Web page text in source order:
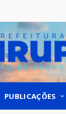
PUBLICAÇÕES